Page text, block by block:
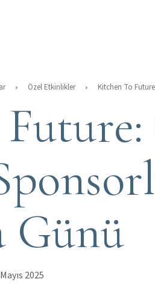
Özel Etkinlikler
Günü
2025